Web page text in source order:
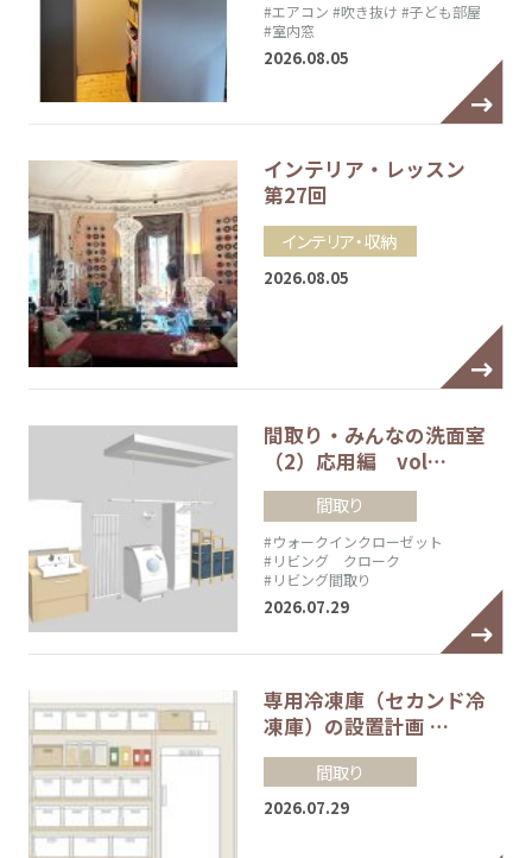
#エアコン #吹き抜け #子ども部屋
#室内窓
2026.08.05
インテリア・レッスン
第27回
インテリア・収納
2026.08.05
間取り・みんなの洗面室
（2）応用編 vol…
間取り
#ウォークインクローゼット
#リビング クローク
#リビング間取り
2026.07.29
専用冷凍庫（セカンド冷
凍庫）の設置計画 …
間取り
2026.07.29